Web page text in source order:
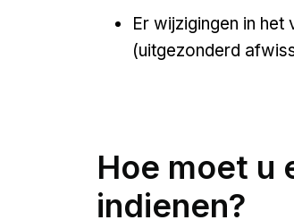
Er wijzigingen in het
(uitgezonderd
Hoe moet u
indienen?